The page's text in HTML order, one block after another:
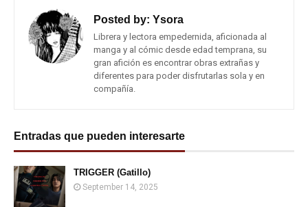
Posted by: Ysora
Librera y lectora empedernida, aficionada al
manga y al cómic desde edad temprana, su
gran afición es encontrar obras extrañas y
diferentes para poder disfrutarlas sola y en
compañía.
Entradas que pueden interesarte
TRIGGER (Gatillo)
September 14, 2025